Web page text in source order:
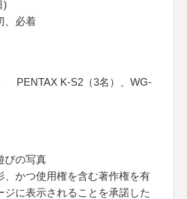
)
、必着
PENTAX K-S2（3名）、WG-
びの写真
かつ使用権を含む著作権を有
ジに表示されることを承諾した